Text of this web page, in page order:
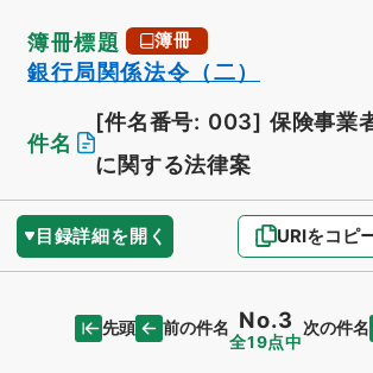
簿冊標題 簿冊
銀行局関係法令（二）
件名
[件名番号: 003] 保険事業
に関する法律案
目録詳細を開く URIをコピ
先頭 前の件名 No.3
全19点中
次の件名